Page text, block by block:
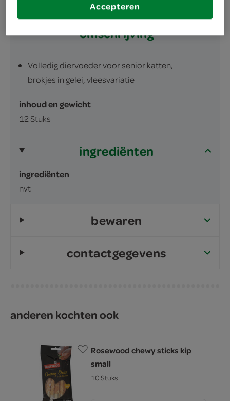
omschrijving
Volledig diervoeder voor senior katten,
brokjes in gelei, vleesvariatie
inhoud en gewicht
12 Stuks
ingrediënten
ingrediënten
nvt
bewaren
contactgegevens
anderen kochten ook
Rosewood chewy sticks kip
small
10 Stuks
Accepteren